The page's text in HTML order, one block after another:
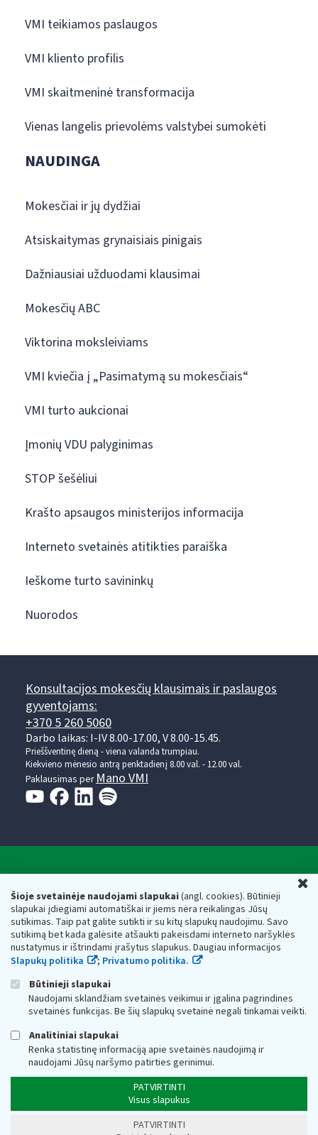
Šioje svetainėje naudojami slapukai(angl. cookies). Būtinieji
slapukai įdiegiami automatiškai ir jiems nėra reikalingas Jūsų
sutikimas. Taip pat galite sutikti ir su kitų slapukų naudojimu. Savo
sutikimą bet kada galėsite atšaukti pakeisdami interneto naršyklės
nustatymus ir ištrindami įrašytus slapukus. Daugiau informacijos
Slapukų politika
; Privatumo politika.
Būtinieji slapukai
Naudojami sklandžiam svetainės veikimui ir įgalina pagrindines
svetainės funkcijas. Be šių slapukų svetainė negali tinkamai veikti.
Analitiniai slapukai
Renka statistinę informaciją apie svetainės naudojimą ir
naudojami Jūsų naršymo patirties gerinimui.
PATVIRTINTI
Visus slapukus
PATVIRTINTI
VMI teikiamos paslaugos
VMI kliento profilis
VMI skaitmeninė transformacija
Vienas langelis prievolėms valstybei sumokėti
NAUDINGA
Mokesčiai ir jų dydžiai
Atsiskaitymas grynaisiais pinigais
Dažniausiai užduodami klausimai
Mokesčių ABC
Viktorina moksleiviams
VMI kviečia į „Pasimatymą su mokesčiais“
VMI turto aukcionai
Įmonių VDU palyginimas
STOP šešėliui
Krašto apsaugos ministerijos informacija
Interneto svetainės atitikties paraiška
Ieškome turto savininkų
Nuorodos
Konsultacijos mokesčių klausimais ir paslaugos
gyventojams:
+370 5 260 5060
Darbo laikas: I-IV 8.00-17.00, V 8.00-15.45.
Prieššventinę dieną - viena valanda trumpiau.
Kiekvieno mėnesio antrą penktadienį 8.00 val. - 12.00 val.
Paklausimas per Mano VMI
Respublikos finansų ministerijos
Biudžetinė įstaiga. Juridinio asmens kodas — 188659752,
adresas: Vasario 16-osios g. 14, 01107 Vilnius, Lietuva, el.paštas:
vmi@vmi.lt, E. pristatymo dėžutės adresas 188659752
Duomenys apie Valstybinę mokesčių inspekciją prie Lietuvos
Respublikos finansų ministerijos kaupiami ir saugomi Juridinių